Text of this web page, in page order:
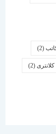
(2)